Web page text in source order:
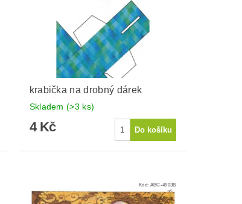
krabička na drobný dárek
Skladem(>3 ks)
4 Kč
Kód: ABC-4903B